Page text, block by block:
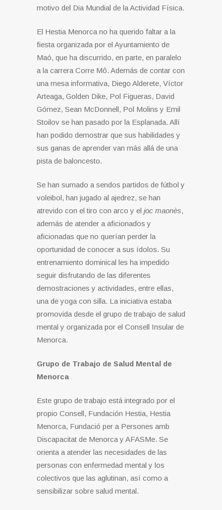
motivo del Dia Mundial de la Actividad Física.
El Hestia Menorca no ha querido faltar a la
fiesta organizada por el Ayuntamiento de
Maó, que ha discurrido, en parte, en paralelo
a la carrera Corre Mô. Además de contar con
una mesa informativa, Diego Alderete, Víctor
Arteaga, Golden Dike, Pol Figueras, David
Gómez, Sean McDonnell, Pol Molins y Emil
Stoilov se han pasado por la Esplanada. Allí
han podido demostrar que sus habilidades y
sus ganas de aprender van más allá de una
pista de baloncesto.
Se han sumado a sendos partidos de fútbol y
voleibol, han jugado al ajedrez, se han
atrevido con el tiro con arco y el joc maonès,
además de atender a aficionados y
aficionadas que no querían perder la
oportunidad de conocer a sus ídolos. Su
entrenamiento dominical les ha impedido
seguir disfrutando de las diferentes
demostraciones y actividades, entre ellas,
una de yoga con silla. La iniciativa estaba
promovida desde el grupo de trabajo de salud
mental y organizada por el Consell Insular de
Menorca.
Grupo de Trabajo de Salud Mental de
Menorca
Este grupo de trabajo está integrado por el
propio Consell, Fundación Hestia, Hestia
Menorca, Fundació per a Persones amb
Discapacitat de Menorca y AFASMe. Se
orienta a atender las necesidades de las
personas con enfermedad mental y los
colectivos que las aglutinan, así como a
sensibilizar sobre salud mental.